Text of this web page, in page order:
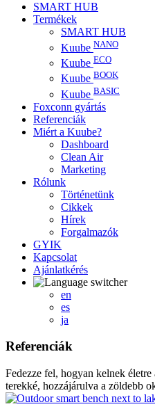
SMART HUB
Termékek
SMART HUB
Kuube NANO
Kuube ECO
Kuube BOOK
Kuube BASIC
Foxconn gyártás
Referenciák
Miért a Kuube?
Dashboard
Clean Air
Marketing
Rólunk
Történetünk
Cikkek
Hírek
Forgalmazók
GYIK
Kapcsolat
Ajánlatkérés
en
es
ja
Referenciák
Fedezze fel, hogyan kelnek
terekké, hozzájárulva a zöldebb